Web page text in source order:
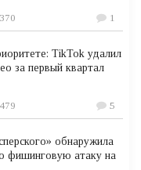
370 1
TikTok удалил
за первый квартал
479 5
обнаружила
фишинговую атаку на